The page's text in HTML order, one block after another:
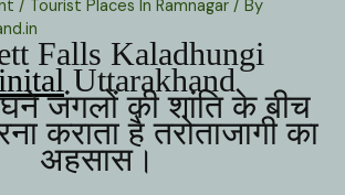
/ Tourist Places In Ramnagar / By
Falls Kaladhungi
Uttarakhand
जंगलों की शांति के बीच
कराता है तरोताजागी का
अहसास।